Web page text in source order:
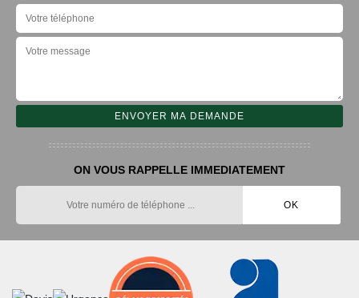
ON VOUS RAPPELLE IMMEDIATEMENT